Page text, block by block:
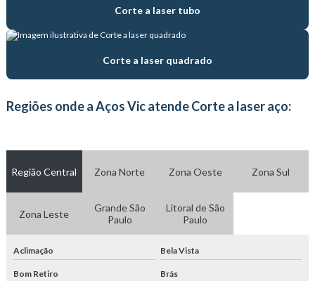
Fabricante de tubo com costura
Fabricante de tubo trefilado
Fornecedor de tubos hidráulicos
Tratamento térmico com atmosfera
Trefilação de tubos de aço carbono
Corte a laser tubo
Corte a laser quadrado
Regiões onde a Aços Vic atende Corte a laser aço:
Região Central Zona Norte Zona Oeste Zona Sul
Zona Leste
Grande São
Paulo
Litoral de São
Paulo
Aclimação Bela Vista
Bom Retiro Brás